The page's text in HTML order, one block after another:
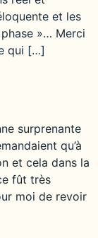
et les
»… Merci
qui […]
surprenante
qu’à
et cela dans la
fût très
moi de revoir